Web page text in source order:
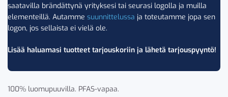
saatavilla brändättynä yrityksesi tai seurasi logolla ja muilla
elementeillä. Autamme suunnittelussa ja toteutamme jopa sen
logon, jos sellaista ei vielä ole.
Lisää haluamasi tuotteet tarjouskoriin ja lähetä tarjouspyyntö!
100% luomupuuvilla. PFAS-vapaa.